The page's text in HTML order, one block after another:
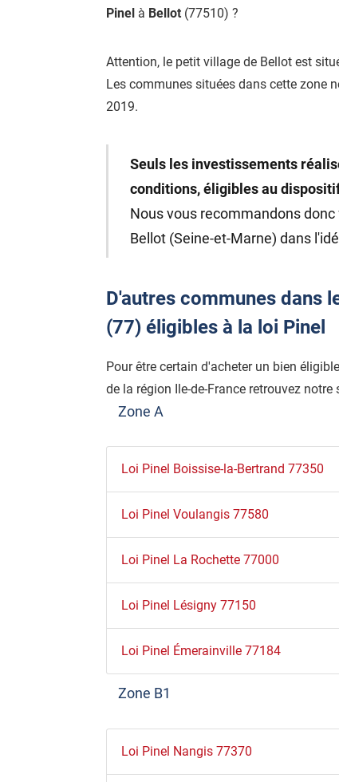
Pinel à Bellot (77510) ?
Attention, le petit village de Bellot est
Les communes situées dans cette zone
2019.
Seuls les investissements
conditions, éligibles au
Nous vous recommandons
Bellot (Seine-et-Marne) dans
D'autres communes dans
(77) éligibles à la loi Pinel
Pour être certain d'acheter un bien
de la région Ile-de-France retrouvez notre
Zone A
Loi Pinel Boissise-la-Bertrand 77350
Loi Pinel Voulangis 77580
Loi Pinel La Rochette 77000
Loi Pinel Lésigny 77150
Loi Pinel Émerainville 77184
Zone B1
Loi Pinel Nangis 77370